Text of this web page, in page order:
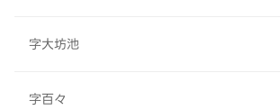
字大坊池
字百々